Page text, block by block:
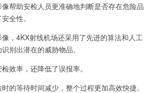
助安检人员更准确地判断是否存在危险品
全性。
4KX射线机场还采用了先进的算法和人工
别出潜在的威胁物品。
率，还降低了误报率。
等待时间减少，整个过程更加高效快捷。